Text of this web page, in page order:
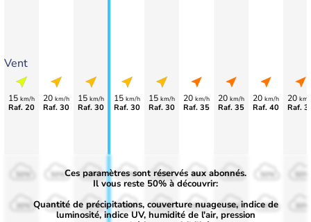
Vent
15 km/h
Raf. 20
20 km/h
Raf. 30
15 km/h
Raf. 30
15 km/h
Raf. 30
15 km/h
Raf. 30
20 km/h
Raf. 35
20 km/h
Raf. 35
20 km/h
Raf. 40
20
Raf.
50%
30%
50%
30%
50%
30%
50%
30%
50%
30%
50%
30%
50%
30%
Ces paramètres sont réservés aux abonnés.
Il vous reste 50% à découvrir:
Quantité de précipitations, couverture nuageuse, indice de
luminosité, indice UV, humidité de l'air, pression